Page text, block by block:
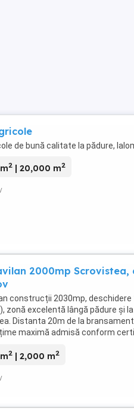
de bună calitate la pădure,
2 | 20,000 m2
2000mp Scrovistea,
construcții 2030mp,
zonă excelentă lângă pădure și
Distanta 20m de la
maximă admisă conform
2 | 2,000 m2